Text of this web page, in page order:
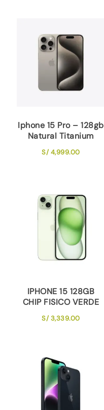
Iphone 15 Pro – 128gb
Natural Titanium
S/4,999.00
IPHONE 15 128GB
CHIP FISICO VERDE
S/3,339.00